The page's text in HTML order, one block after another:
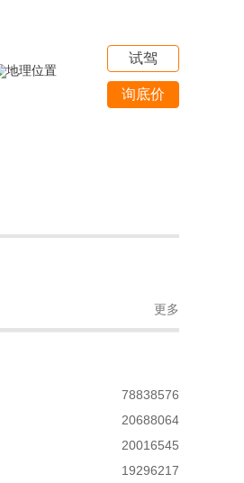
试驾
询底价
更多
78838576
20688064
20016545
19296217